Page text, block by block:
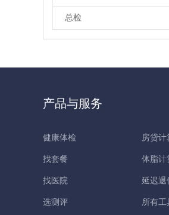
总检
产品与服务
健康体检
找套餐
找医院
选测评
房贷计
体脂计
延迟退
所有工